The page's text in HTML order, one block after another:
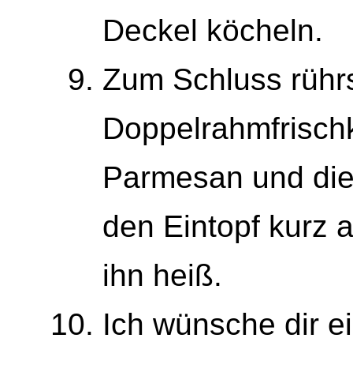
Deckel köcheln.
Zum Schluss
Parmesan und
den Eintopf kurz
ihn heiß.
Ich wünsche dir